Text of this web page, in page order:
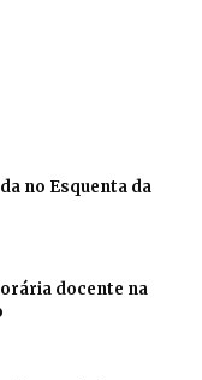
no Esquenta da
docente na